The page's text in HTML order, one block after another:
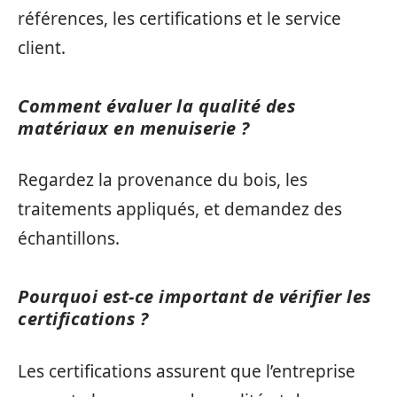
références, les certifications et le service
client.
Comment évaluer la qualité des
matériaux en menuiserie ?
Regardez la provenance du bois, les
traitements appliqués, et demandez des
échantillons.
Pourquoi est-ce important de vérifier les
certifications ?
Les certifications assurent que l’entreprise